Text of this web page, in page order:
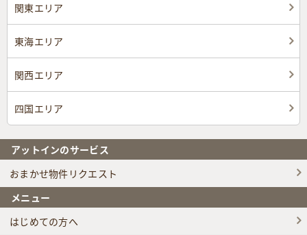
関東エリア
東海エリア
関西エリア
四国エリア
アットインのサービス
おまかせ物件リクエスト
メニュー
はじめての方へ